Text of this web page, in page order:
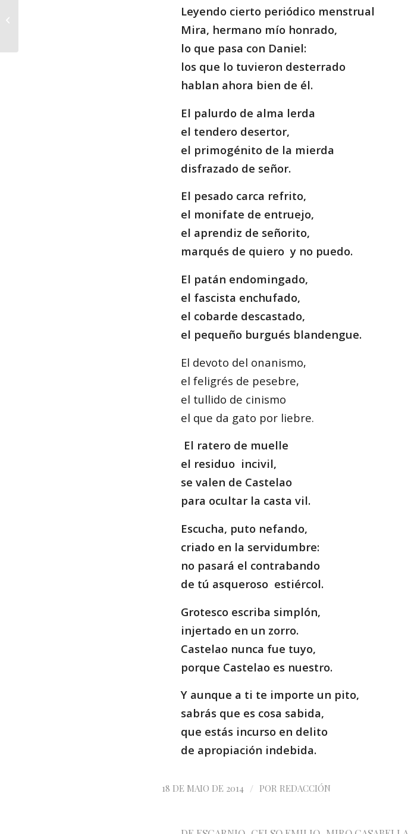
Leyendo cierto periódico menstrual
Mira, hermano mío honrado,
lo que pasa con Daniel:
los que lo tuvieron desterrado
hablan ahora bien de él.
El palurdo de alma lerda
el tendero desertor,
el primogénito de la mierda
disfrazado de señor.
El pesado carca refrito,
el monifate de entruejo,
el aprendiz de señorito,
marqués de quiero y no puedo.
El patán endomingado,
el fascista enchufado,
el cobarde descastado,
el pequeño burgués blandengue.
El devoto del onanismo,
el feligrés de pesebre,
el tullido de cinismo
el que da gato por liebre.
El ratero de muelle
el residuo incivil,
se valen de Castelao
para ocultar la casta vil.
Escucha, puto nefando,
criado en la servidumbre:
no pasará el contrabando
de tú asqueroso estiércol.
Grotesco escriba simplón,
injertado en un zorro.
Castelao nunca fue tuyo,
porque Castelao es nuestro.
Y aunque a ti te importe un pito,
sabrás que es cosa sabida,
que estás incurso en delito
de apropiación indebida.
18 DE MAIO DE 2014 / POR REDACCIÓN